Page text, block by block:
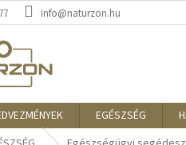
info@naturzon.hu
EGÉSZSÉG